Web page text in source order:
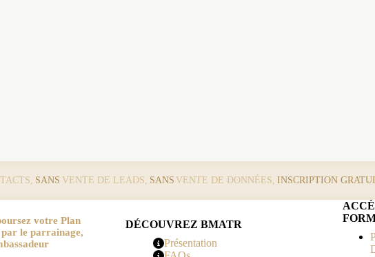
SANS VENTE DE LEADS, SANS VENTE DE DONNÉES, INSCRIPTION
votre Plan
le parrainage,
DÉCOUVREZ BMATR
Présentation